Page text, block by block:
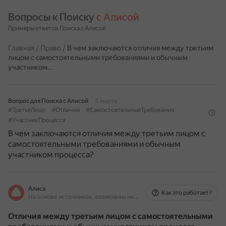
Вопросы к Поиску с Алисой
Примеры ответов Поиска с Алисой
Главная / Право / В чем заключаются отличия между третьим
лицом с самостоятельными требованиями и обычным
участником…
Вопрос для Поиска с Алисой
5 марта
#ТретьеЛицо
#Отличия
#СамостоятельныеТребования
#УчастникПроцесса
В чем заключаются отличия между третьим лицом с
самостоятельными требованиями и обычным
участником процесса?
Алиса
На основе источников, возможны неточности
Как это работает?
Отличия между третьим лицом с самостоятельными